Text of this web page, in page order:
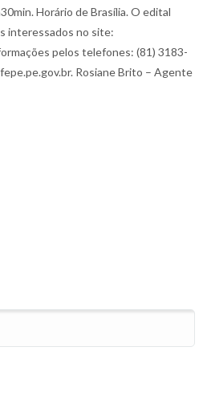
Horário de Brasília. O edital
interessados no site:
pelos telefones: (81) 3183-
Rosiane Brito – Agente